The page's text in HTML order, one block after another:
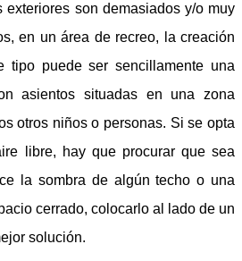
exteriores son demasiados y/o muy
en un área de recreo, la creación
tipo puede ser sencillamente una
asientos situadas en una zona
otros niños o personas. Si se opta
libre, hay que procurar que sea
la sombra de algún techo o una
cerrado, colocarlo al lado de un
solución.